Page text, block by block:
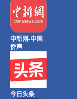
中新网-中国
侨声
今日头条